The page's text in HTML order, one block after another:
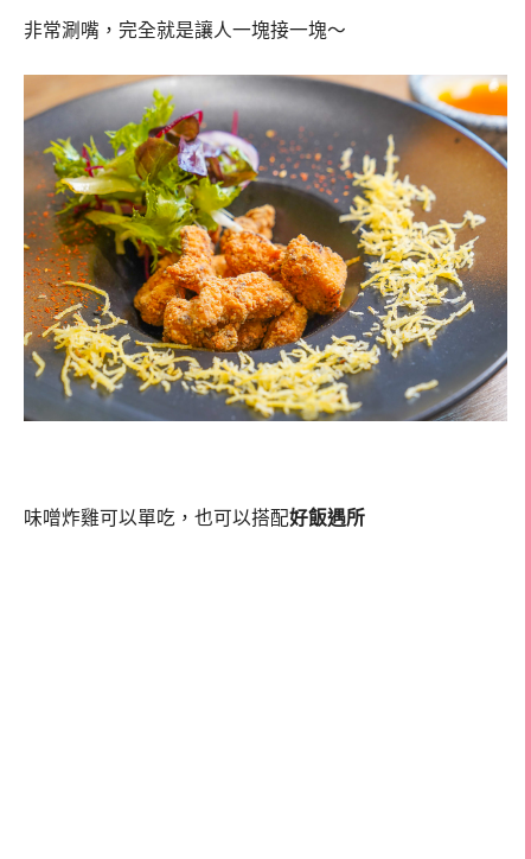
非常涮嘴，完全就是讓人一塊接一塊～
味噌炸雞可以單吃，也可以搭配好飯遇所